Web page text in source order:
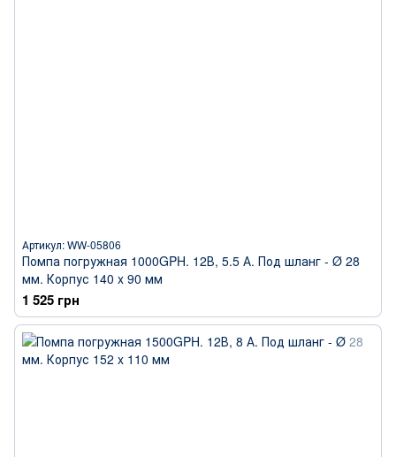
Артикул: WW-05806
Помпа погружная 1000GPH. 12В, 5.5 А. Под шланг - Ø 28
мм. Корпус 140 x 90 мм
1 525 грн